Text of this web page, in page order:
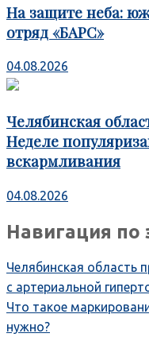
На защите неба:
отряд «БАРС»
04.08.2026
Челябинская
Неделе
вскармливания
04.08.2026
Навигация по
Челябинская область
с артериальной
Что такое
нужно?